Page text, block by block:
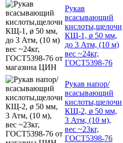
Рукав
всасывающий
кислоты,щелочи
КЩ-1, ø 50 мм,
до 3 Атм, (10 м)
вес ~24кг,
ГОСТ5398-76
Рукав напор/
всасывающий
кислоты,щелочи
КЩ-2, ø 50 мм,
3 Атм, (10 м),
вес ~23кг,
ГОСТ5398-76